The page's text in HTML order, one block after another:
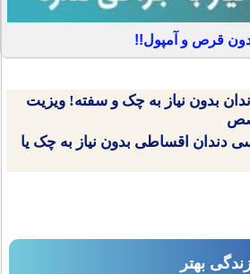
قرص و آمپول!!
بدون نیاز به چک و سفته! ویزیت
دندان اقساطی بدون نیاز به چک یا
بهتر